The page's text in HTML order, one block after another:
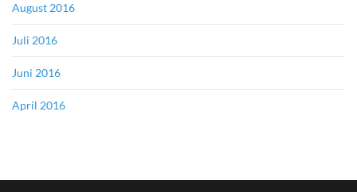
August 2016
Juli 2016
Juni 2016
April 2016